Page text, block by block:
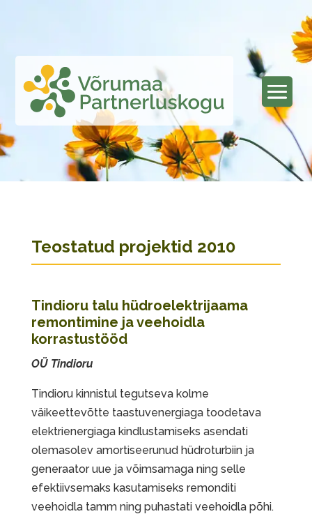
Teostatud projektid 2010
Tindioru talu hüdroelektrijaama
remontimine ja veehoidla
korrastustööd
OÜ Tindioru
Tindioru kinnistul tegutseva kolme
väikeettevõtte taastuvenergiaga toodetava
elektrienergiaga kindlustamiseks asendati
olemasolev amortiseerunud hüdroturbiin ja
generaator uue ja võimsamaga ning selle
efektiivsemaks kasutamiseks remonditi
veehoidla tamm ning puhastati veehoidla põhi.